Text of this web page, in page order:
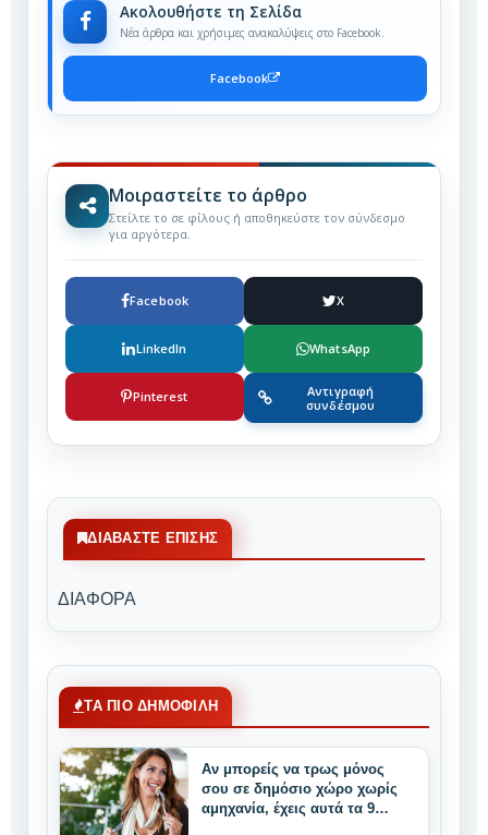
Ακολουθήστε τη Σελίδα
Νέα άρθρα και χρήσιμες ανακαλύψεις στο Facebook.
Facebook
Μοιραστείτε το άρθρο
Στείλτε το σε φίλους ή αποθηκεύστε τον σύνδεσμο
για αργότερα.
Facebook X
LinkedIn WhatsApp
Pinterest
Αντιγραφή
συνδέσμου
ΔΙΑΒΆΣΤΕ ΕΠΊΣΗΣ
ΔΙΑΦΟΡΑ
ΤΑ ΠΙΟ ΔΗΜΟΦΙΛΗ
Αν μπορείς να τρως μόνος
σου σε δημόσιο χώρο χωρίς
αμηχανία, έχεις αυτά τα 9